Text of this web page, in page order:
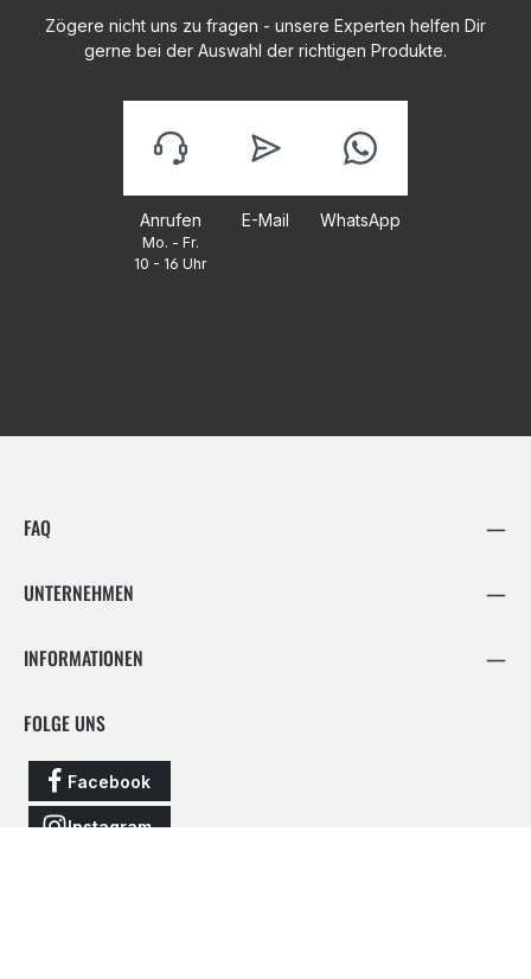
Zögere nicht uns zu fragen - unsere Experten helfen Dir
gerne bei der Auswahl der richtigen Produkte.
Anrufen
Mo. - Fr.
10 - 16 Uhr
E-Mail WhatsApp
FAQ
UNTERNEHMEN
INFORMATIONEN
FOLGE UNS
Facebook
Instagram